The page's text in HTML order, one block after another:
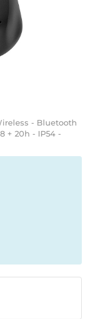
- Bluetooth
+ 20h - IP54 -